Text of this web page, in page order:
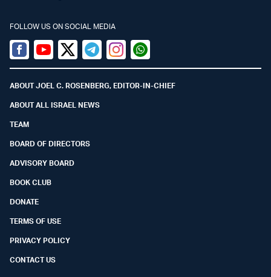
FOLLOW US ON SOCIAL MEDIA
Facebook
YoutubeTwitter (X)
TelegramInstagramWhatsapp
ABOUT JOEL C. ROSENBERG, EDITOR-IN-CHIEF
ABOUT ALL ISRAEL NEWS
TEAM
BOARD OF DIRECTORS
ADVISORY BOARD
BOOK CLUB
DONATE
TERMS OF USE
PRIVACY POLICY
CONTACT US